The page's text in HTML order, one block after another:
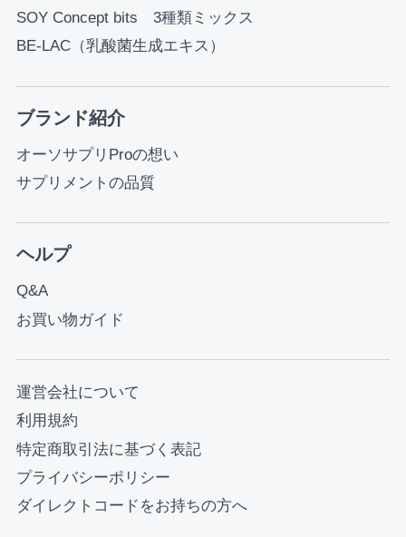
SOY Concept bits 3種類ミックス
BE-LAC（乳酸菌生成エキス）
ブランド紹介
オーソサプリProの想い
サプリメントの品質
ヘルプ
Q&A
お買い物ガイド
運営会社について
利用規約
特定商取引法に基づく表記
プライバシーポリシー
ダイレクトコードをお持ちの方へ